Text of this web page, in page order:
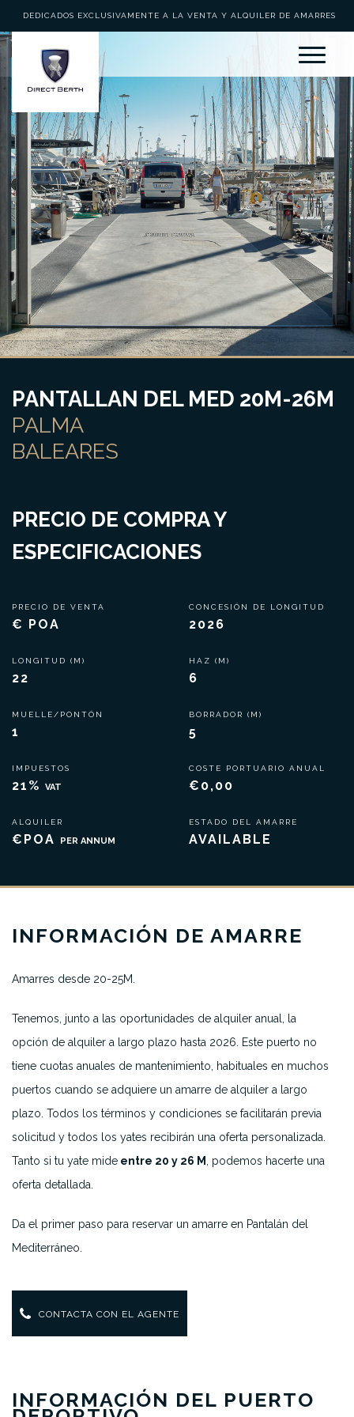
DEDICADOS EXCLUSIVAMENTE A LA VENTA Y ALQUILER DE AMARRES
PANTALLAN DEL MED 20M-26M
PALMA
BALEARES
PRECIO DE COMPRA Y
ESPECIFICACIONES
PRECIO DE VENTA
€ POA
LONGITUD (M)
22
MUELLE/PONTÓN
1
IMPUESTOS
21% VAT
ALQUILER
€POA PER ANNUM
CONCESIÓN DE LONGITUD
2026
HAZ (M)
6
BORRADOR (M)
5
COSTE PORTUARIO ANUAL
€0,00
ESTADO DEL AMARRE
AVAILABLE
INFORMACIÓN DE AMARRE
Amarres desde 20-25M.
Tenemos, junto a las oportunidades de alquiler anual, la
opción de alquiler a largo plazo hasta 2026. Este puerto no
tiene cuotas anuales de mantenimiento, habituales en muchos
puertos cuando se adquiere un amarre de alquiler a largo
plazo. Todos los términos y condiciones se facilitarán previa
solicitud y todos los yates recibirán una oferta personalizada.
Tanto si tu yate mide entre 20 y 26 M
, podemos hacerte una
oferta detallada.
Da el primer paso para reservar un amarre en Pantalán del
Mediterráneo.
CONTACTA CON EL AGENTE
INFORMACIÓN DEL PUERTO